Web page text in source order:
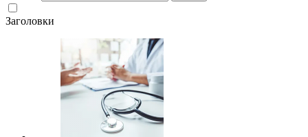
Заголовки